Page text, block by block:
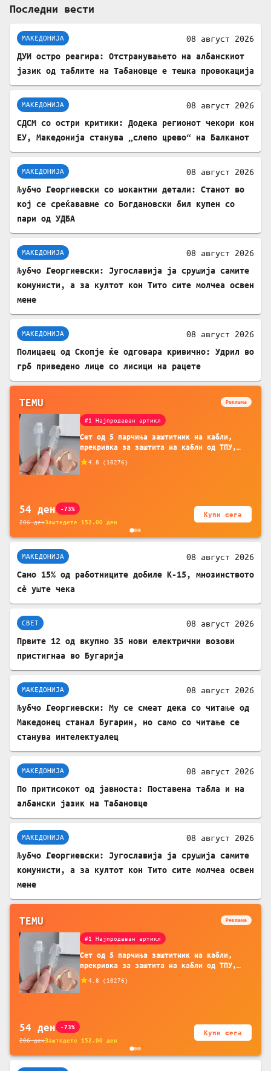
Последни вести
МАКЕДОНИЈА 08 август 2026
ДУИ остро реагира: Отстранувањето на албанскиот
јазик од таблите на Табановце е тешка провокација
МАКЕДОНИЈА 08 август 2026
СДСМ со остри критики: Додека регионот чекори кон
ЕУ, Македонија станува „слепо црево“ на Балканот
МАКЕДОНИЈА 08 август 2026
Љубчо Георгиевски со шокантни детали: Станот во
кој се среќававме со Богдановски бил купен со
пари од УДБА
МАКЕДОНИЈА 08 август 2026
Љубчо Георгиевски: Југославија ја срушија самите
комунисти, а за култот кон Тито сите молчеа освен
мене
МАКЕДОНИЈА 08 август 2026
Полицаец од Скопје ќе одговара кривично: Удрил во
грб приведено лице со лисици на рацете
TEMU Реклама
#1 Најпродаван артикл
Сет од 5 парчиња заштитник на кабли,
прекривка за заштита на кабли од ТПУ,
батерија, за мобилни телефони, комплет
4.8 ( 10276)
54 ден -73%
206денЗаштедете 152.00 ден
Купи сега
МАКЕДОНИЈА 08 август 2026
Само 15% од работниците добиле К-15, мнозинството
сè уште чека
СВЕТ 08 август 2026
Првите 12 од вкупно 35 нови електрични возови
пристигнаа во Бугарија
МАКЕДОНИЈА 08 август 2026
Љубчо Георгиевски: Му се смеат дека со читање од
Македонец станал Бугарин, но само со читање се
станува интелектуалец
МАКЕДОНИЈА 08 август 2026
По притисокот од јавноста: Поставена табла и на
албански јазик на Табановце
МАКЕДОНИЈА 08 август 2026
Љубчо Георгиевски: Југославија ја срушија самите
комунисти, а за култот кон Тито сите молчеа освен
мене
TEMU Реклама
#1 Најпродаван артикл
Сет од 5 парчиња заштитник на кабли,
прекривка за заштита на кабли од ТПУ,
батерија, за мобилни телефони, комплет
4.8 ( 10276)
54 ден -73%
206денЗаштедете 152.00 ден
Купи сега